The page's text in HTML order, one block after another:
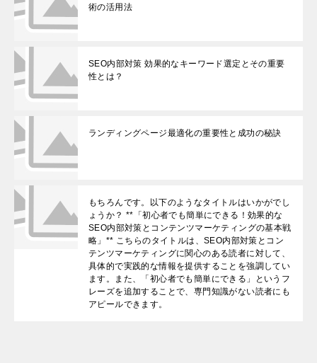
術の活用法
SEO内部対策 効果的なキーワード選定とその重要
性とは？
ランディングページ最適化の重要性と成功の秘訣
もちろんです。以下のようなタイトルはいかがでし
ょうか？ **「初心者でも簡単にできる！効果的な
SEO内部対策とコンテンツマーケティングの基本戦
略」** こちらのタイトルは、SEO内部対策とコン
テンツマーケティングに関心のある読者に対して、
具体的で実践的な情報を提供することを強調してい
ます。また、「初心者でも簡単にできる」というフ
レーズを追加することで、専門知識がない読者にも
アピールできます。